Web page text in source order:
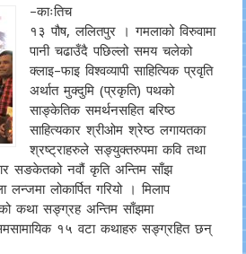
–काःतिच
१३ पौष, ललितपुर । गमलाको विरुवामा
पानी चढाउँदै पछिल्लो समय चलेको
क्लाइ–फाइ विश्वव्यापी साहित्यिक प्रवृति
अर्थात मुक्दुमि (प्रकृति) पथको
साङ्केतिक समर्थनसहित बरिष्ठ
साहित्यकार श्रीओम श्रेष्ठ लगायतका
श्रष्ट्राहरुले सङ्युक्तरुपमा कवि तथा
सङकेतको नवौं कृति अन्तिम साँझ
लोकार्पित गरियो । मिलाप
कथा सङ्ग्रह अन्तिम साँझमा
१५ वटा कथाहरु सङ्ग्रहित छन्